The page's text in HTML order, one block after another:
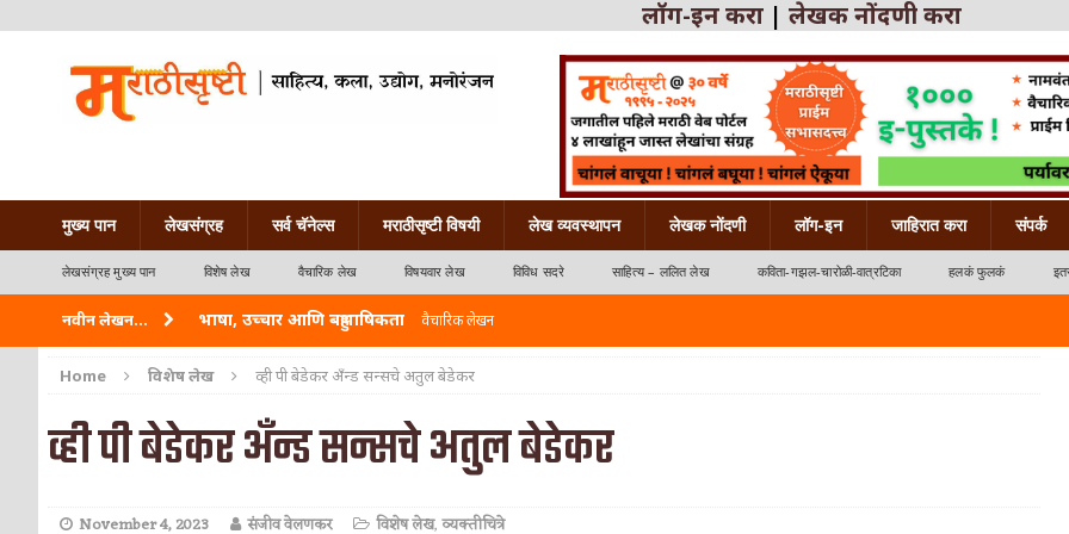
लॉग-इन करा | लेखक नोंदणी करा
मुख्य पान लेखसंग्रह सर्व चॅनेल्स मराठीसृष्टी विषयी लेख व्यवस्थापन लेखक नोंदणी लॉग-इन जाहिरात करा संपर्क
लेखसंग्रह मुख्य पान विशेष लेख वैचारिक लेख विषयवार लेख विविध सदरे साहित्य – ललित लेख कविता-गझल-चारोळी-वात्रटिका हलकं फुलकं
नवीन लेखन... भाषा, उच्चार आणि बहुभाषिकता वैचारिक लेखन
वारी विठ्ठलाची कविता-गझल-चारोळी-वात्रटिका
ताम्र – एक अफलातून धातू (COPPER)
जेव्हा मी आडनांव बदलले
अशी एक कविता लिहू इच्छिते कविता-गझल-चारोळी-वात्रटिका
Home विशेष लेख व्ही पी बेडेकर अँन्ड सन्सचे अतुल बेडेकर
व्ही पी बेडेकर अँन्ड सन्सचे अतुल बेडेकर
November 4, 2023 संजीव वेलणकर विशेष लेख,व्यक्तीचित्रे